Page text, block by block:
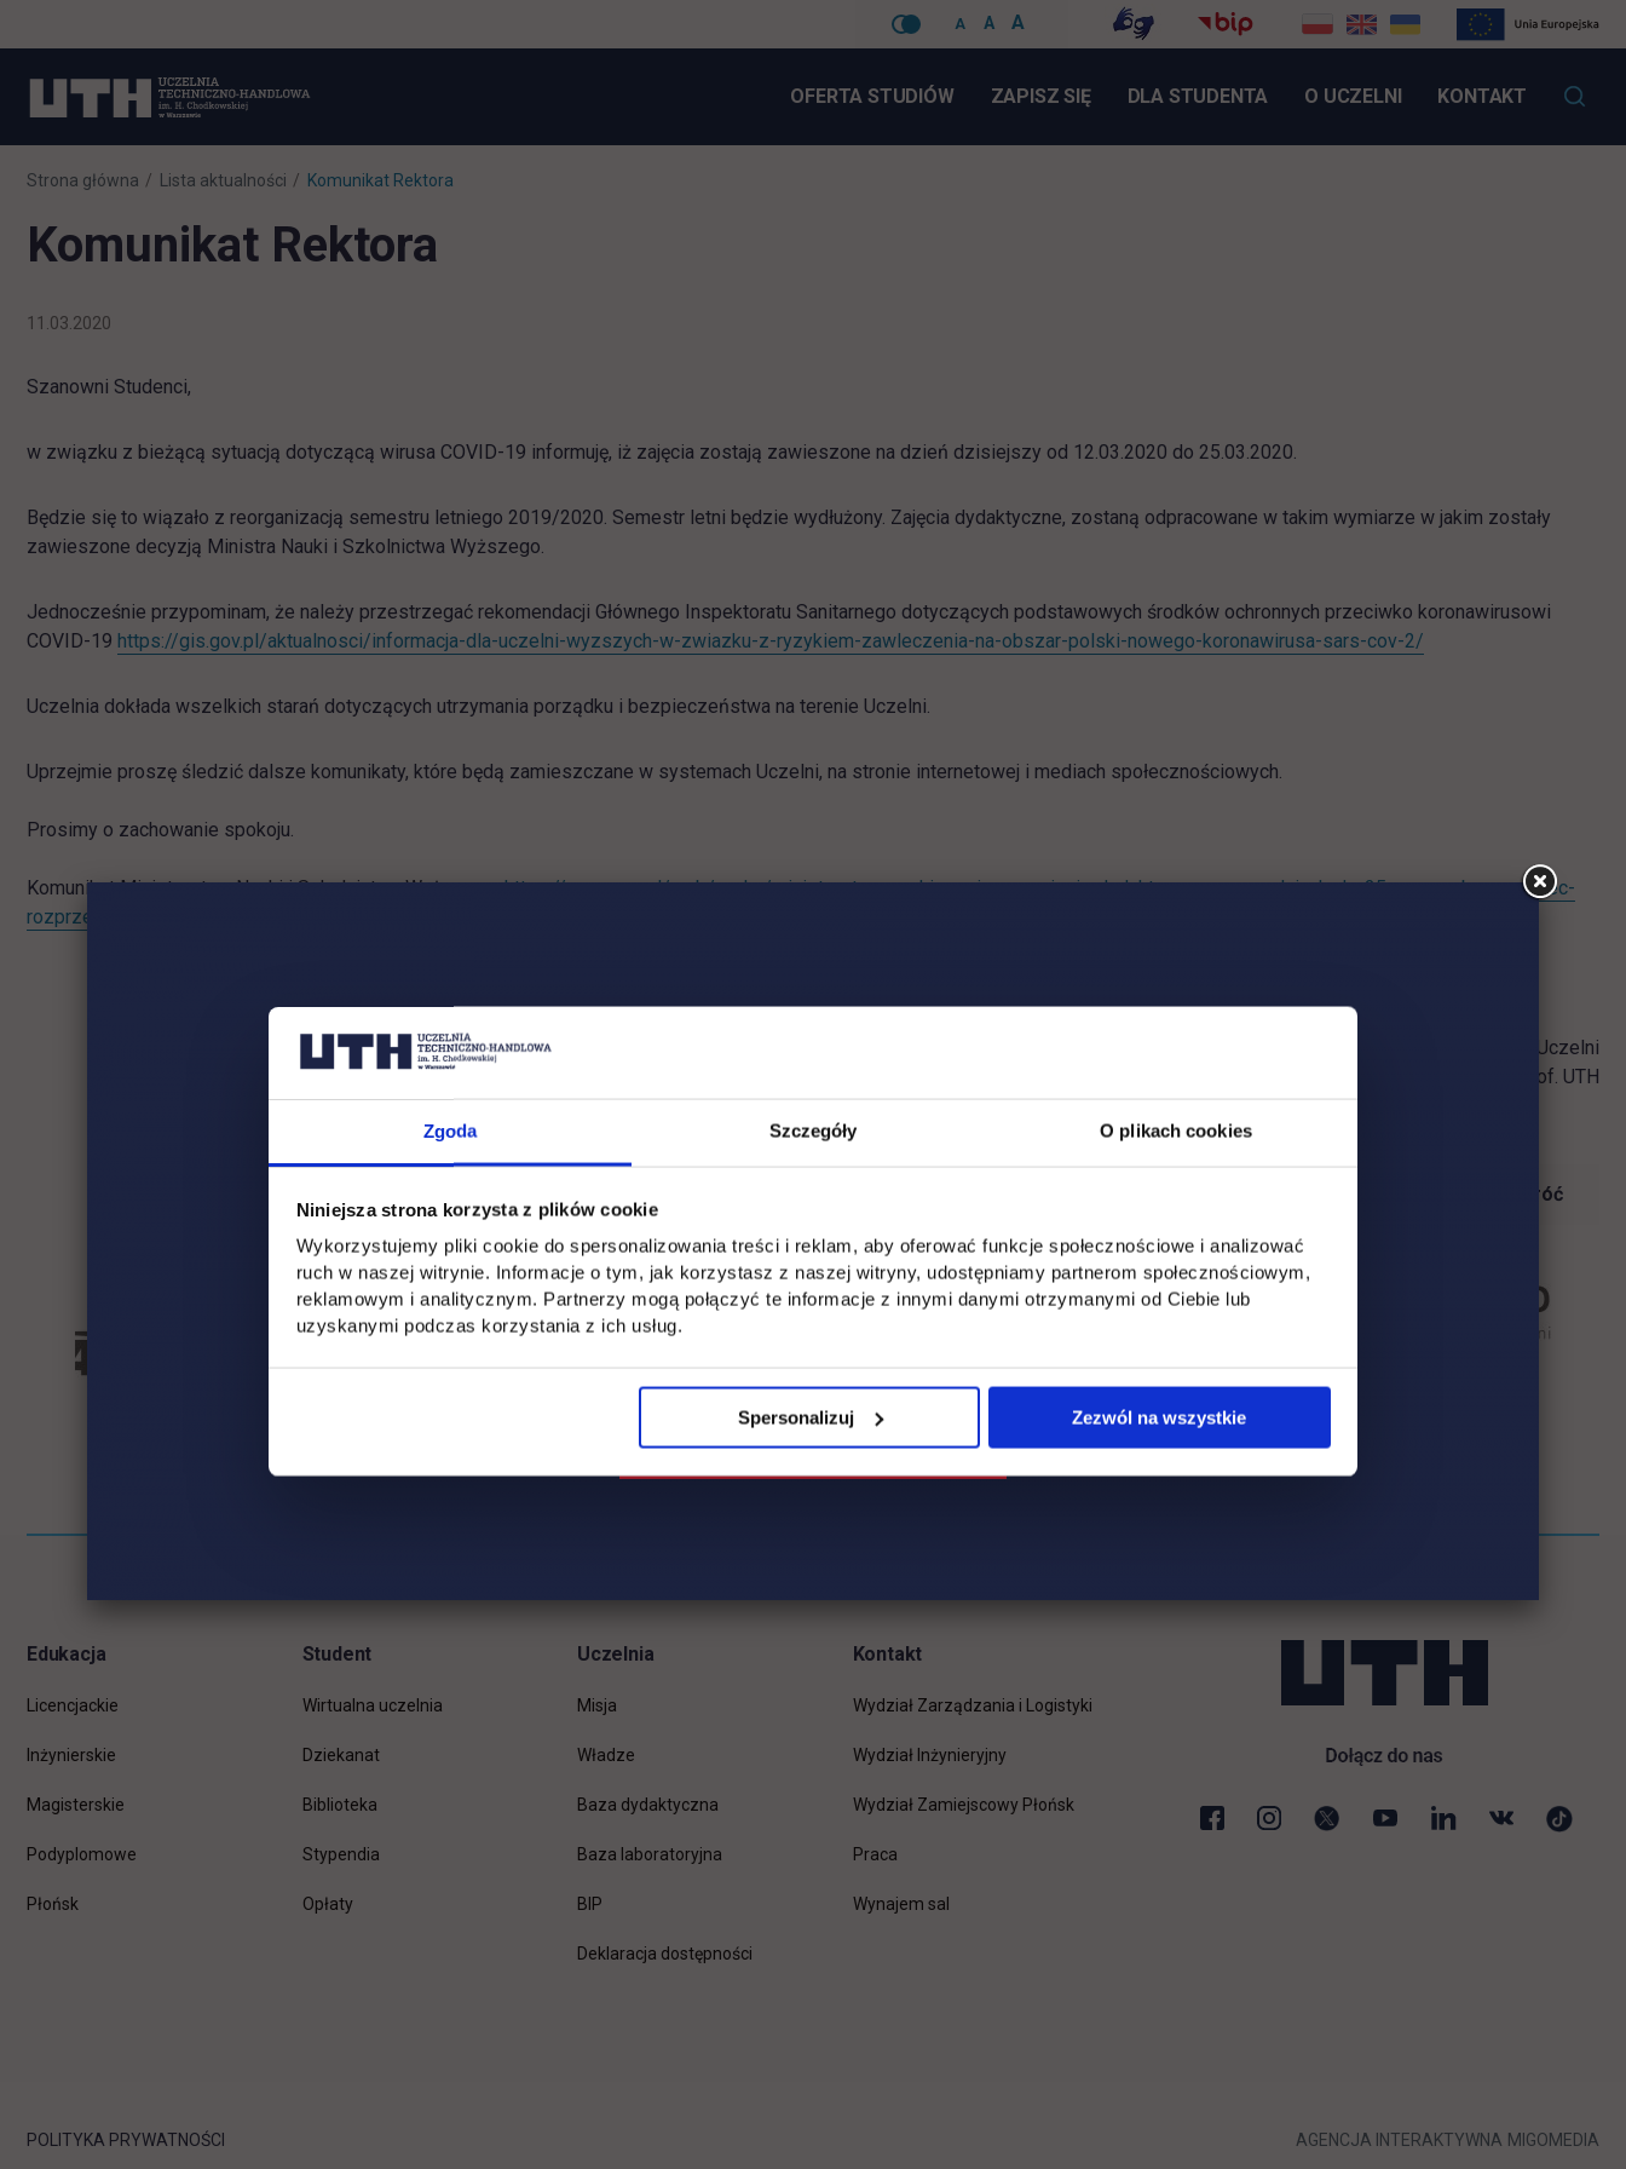
Zgoda Szczegóły O plikach cookies
Niniejsza strona korzysta z plików cookie
Wykorzystujemy pliki cookie do spersonalizowania treści i reklam, aby oferować funkcje społecznościowe i analizować
ruch w naszej witrynie. Informacje o tym, jak korzystasz z naszej witryny, udostępniamy partnerom społecznościowym,
reklamowym i analitycznym. Partnerzy mogą połączyć te informacje z innymi danymi otrzymanymi od Ciebie lub
uzyskanymi podczas korzystania z ich usług.
Spersonalizuj Zezwól na wszystkie
A A
A
nawigacje
OFERTA STUDIÓW ZAPISZ SIĘLINK OTWIERA SIĘ W NOWEJ KARCIE
DLA STUDENTA O UCZELNI KONTAKT
Strona główna Lista aktualności Komunikat Rektora
Komunikat Rektora
11.03.2020
Szanowni Studenci,
w związku z bieżącą sytuacją dotyczącą wirusa COVID-19 informuję, iż zajęcia zostają zawieszone na dzień dzisiejszy od 12.03.2020 do 25.03.2020.
Będzie się to wiązało z reorganizacją semestru letniego 2019/2020. Semestr letni będzie wydłużony. Zajęcia dydaktyczne, zostaną odpracowane w takim wymiarze w jakim zostały
zawieszone decyzją Ministra Nauki i Szkolnictwa Wyższego.
Jednocześnie przypominam, że należy przestrzegać rekomendacji Głównego Inspektoratu Sanitarnego dotyczących podstawowych środków ochronnych przeciwko koronawirusowi
COVID-19 https://gis.gov.pl/aktualnosci/informacja-dla-uczelni-wyzszych-w-zwiazku-z-ryzykiem-zawleczenia-na-obszar-polski-nowego-koronawirusa-sars-cov-2/
Uczelnia dokłada wszelkich starań dotyczących utrzymania porządku i bezpieczeństwa na terenie Uczelni.
Uprzejmie proszę śledzić dalsze komunikaty, które będą zamieszczane w systemach Uczelni, na stronie internetowej i mediach społecznościowych.
Prosimy o zachowanie spokoju.
Komunikat Ministerstwa Nauki i Szkolnictwa Wyższego:https://www.gov.pl/web/nauka/ministerstwo-nauki-zawiesza-zajecia-dydaktyczne-na-uczelniach-do-25-marca-aby-zapobiec-
rozprzestrzenianiu-sie-covid-19
Rektor Uczelni
dr hab. Iwona Przychocka, prof. UTH
Wróć
Edukacja
Licencjackie
Inżynierskie
Magisterskie
Podyplomowe
Płońsk
Student
Wirtualna uczelnia
Dziekanat
Biblioteka
Stypendia
Opłaty
Uczelnia
Misja
Władze
Baza dydaktyczna
Baza laboratoryjna
BIP
Deklaracja dostępności
Kontakt
Wydział Zarządzania i Logistyki
Wydział Inżynieryjny
Wydział Zamiejscowy Płońsk
Pracalink otwiera się w nowej karcie
Wynajem sal
POLITYKA PRYWATNOŚCI AGENCJA INTERAKTYWNA LINK OTWIERA
MIGOMEDIA